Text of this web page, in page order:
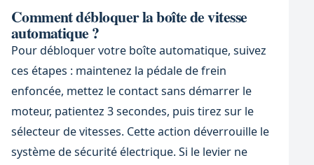
Comment débloquer la boîte de vitesse
automatique ?
Pour débloquer votre boîte automatique, suivez
ces étapes : maintenez la pédale de frein
enfoncée, mettez le contact sans démarrer le
moteur, patientez 3 secondes, puis tirez sur le
sélecteur de vitesses. Cette action déverrouille le
système de sécurité électrique. Si le levier ne